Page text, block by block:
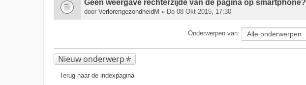
Geen weergave rechterzijde van de pagina op smartphone?
door VerlorengezondheidM » Do 08 Okt 2015, 17:30
Onderwerpen van:
Nieuw onderwerp
Terug naar de indexpagina